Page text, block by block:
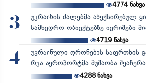
4774ნახვა
3
უკრაინის ძალებმა ანექსირებულ
სამხედრო ობიექტებზე იერიშები
4719ნახვა
4
უკრაინული დრონების საფრთხის
რვა აეროპორტმა მუშაობა შეაჩერა
4288ნახვა